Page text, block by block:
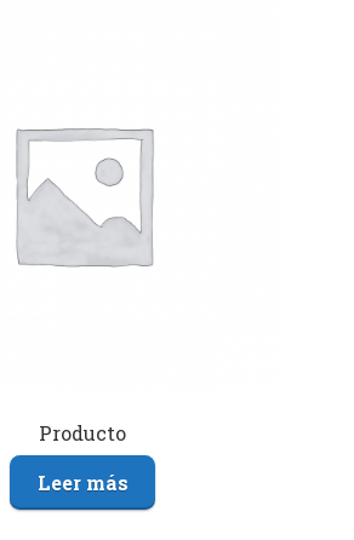
Producto
Leer más